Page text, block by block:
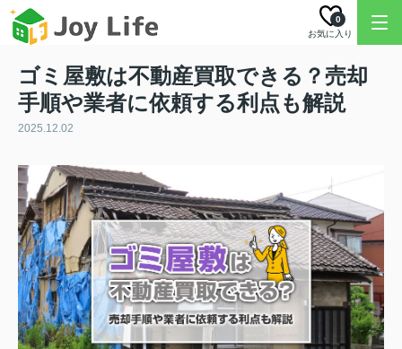
お気に入り
0
ゴミ屋敷は不動産買取できる？売却
手順や業者に依頼する利点も解説
2025.12.02